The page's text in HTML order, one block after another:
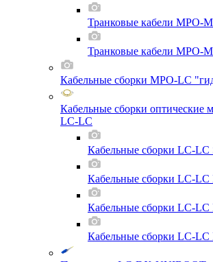
Транковые кабели MPO-
Транковые кабели MPO-
Кабельные сборки MPO-LC
Кабельные сборки оптические
LC-LC
Кабельные сборки LC-LC
Кабельные сборки LC-
Кабельные сборки LC-
Кабельные сборки LC-